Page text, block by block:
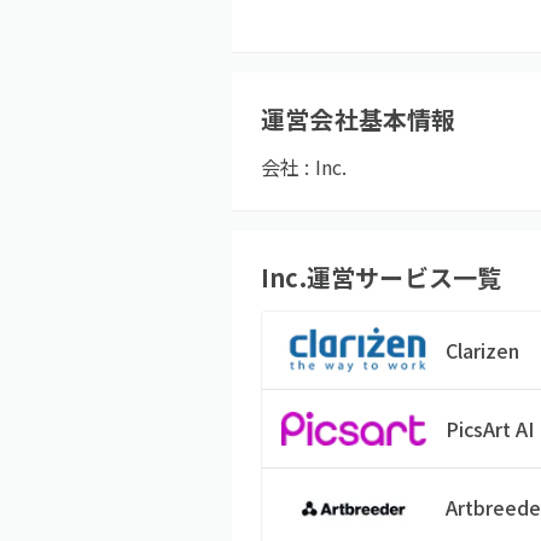
運営会社基本情報
会社 : Inc.
Inc.運営サービス一覧
Clarizen
PicsArt AI